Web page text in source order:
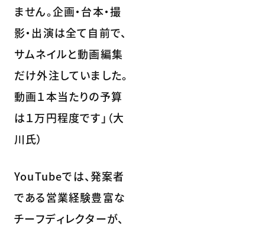
ません。企画・台本・撮
影・出演は全て自前で、
サムネイルと動画編集
だけ外注していました。
動画１本当たりの予算
は１万円程度です」（大
川氏）
YouTubeでは、発案者
である営業経験豊富な
チーフディレクターが、